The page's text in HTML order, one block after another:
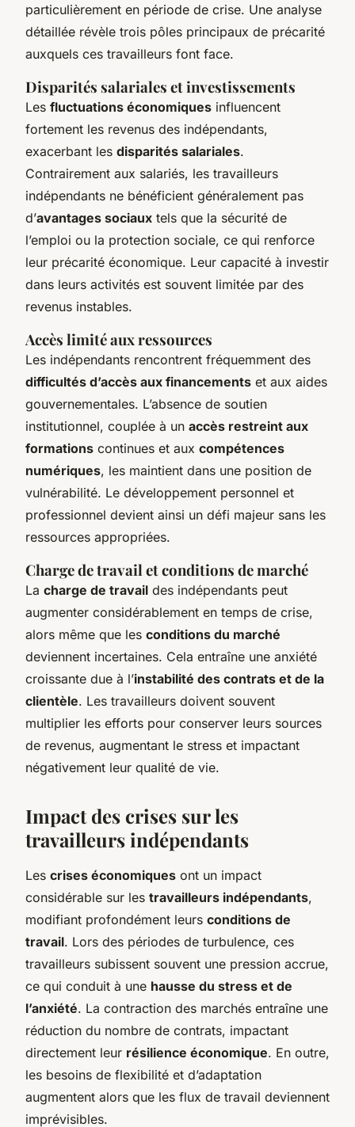
particulièrement en période de crise. Une analyse
détaillée révèle trois pôles principaux de précarité
auxquels ces travailleurs font face.
Disparités salariales et investissements
Les fluctuations économiques influencent
fortement les revenus des indépendants,
exacerbant les disparités salariales.
Contrairement aux salariés, les travailleurs
indépendants ne bénéficient généralement pas
d’avantages sociaux tels que la sécurité de
l’emploi ou la protection sociale, ce qui renforce
leur précarité économique. Leur capacité à investir
dans leurs activités est souvent limitée par des
revenus instables.
Accès limité aux ressources
Les indépendants rencontrent fréquemment des
difficultés d’accès aux financements et aux aides
gouvernementales. L’absence de soutien
institutionnel, couplée à un accès restreint aux
formations continues et aux compétences
numériques, les maintient dans une position de
vulnérabilité. Le développement personnel et
professionnel devient ainsi un défi majeur sans les
ressources appropriées.
Charge de travail et conditions de marché
La charge de travail des indépendants peut
augmenter considérablement en temps de crise,
alors même que les conditions du marché
deviennent incertaines. Cela entraîne une anxiété
croissante due à l’instabilité des contrats et de la
clientèle. Les travailleurs doivent souvent
multiplier les efforts pour conserver leurs sources
de revenus, augmentant le stress et impactant
négativement leur qualité de vie.
Impact des crises sur les
travailleurs indépendants
Les crises économiques ont un impact
considérable sur les travailleurs indépendants,
modifiant profondément leurs conditions de
travail. Lors des périodes de turbulence, ces
travailleurs subissent souvent une pression accrue,
ce qui conduit à une hausse du stress et de
l’anxiété. La contraction des marchés entraîne une
réduction du nombre de contrats, impactant
directement leur résilience économique. En outre,
les besoins de flexibilité et d’adaptation
augmentent alors que les flux de travail deviennent
imprévisibles.